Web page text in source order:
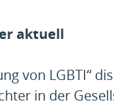
aktuell
von LGBTI“
in der